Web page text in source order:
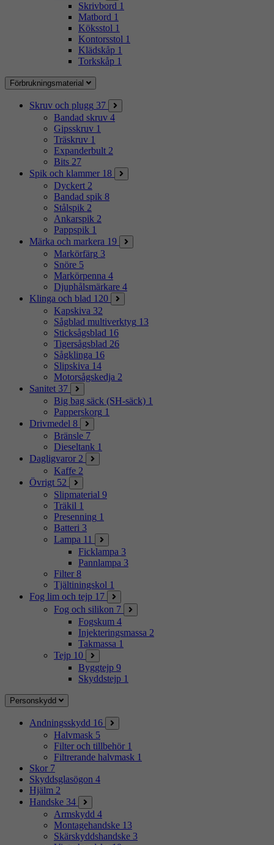
Skrivbord 1
Matbord 1
Köksstol 1
Kontorsstol 1
Klädskåp 1
Torkskåp 1
Förbrukningsmaterial
Skruv och plugg 37
Bandad skruv 4
Gipsskruv 1
Träskruv 1
Expanderbult 2
Bits 27
Spik och klammer 18
Dyckert 2
Bandad spik 8
Stålspik 2
Ankarspik 2
Pappspik 1
Märka och markera 19
Markörfärg 3
Snöre 5
Markörpenna 4
Djuphålsmärkare 4
Klinga och blad 120
Kapskiva 32
Sågblad multiverktyg 13
Sticksågsblad 16
Tigersågsblad 26
Sågklinga 16
Slipskiva 14
Motorsågskedja 2
Sanitet 37
Big bag säck (SH-säck) 1
Papperskorg 1
Drivmedel 8
Bränsle 7
Dieseltank 1
Dagligvaror 2
Kaffe 2
Övrigt 52
Slipmaterial 9
Träkil 1
Presenning 1
Batteri 3
Lampa 11
Ficklampa 3
Pannlampa 3
Filter 8
Tjältiningskol 1
Fog lim och tejp 17
Fog och silikon 7
Fogskum 4
Injekteringsmassa 2
Takmassa 1
Tejp 10
Byggtejp 9
Skyddstejp 1
Personskydd
Andningsskydd 16
Halvmask 5
Filter och tillbehör 1
Filtrerande halvmask 1
Skor 7
Skyddsglasögon 4
Hjälm 2
Handske 34
Armskydd 4
Montagehandske 13
Skärskyddshandske 3